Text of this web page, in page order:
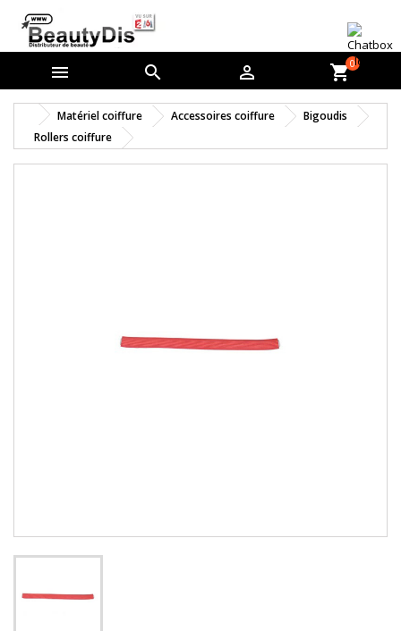
   shopping_cart0
Matériel coiffure Accessoires coiffure
Bigoudis
Rollers coiffure